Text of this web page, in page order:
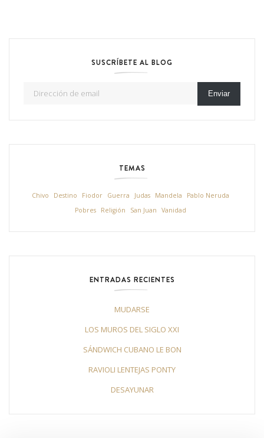
SUSCRÍBETE AL BLOG
Enviar
TEMAS
Chivo Destino Fiodor Guerra Judas Mandela
Pablo Neruda
Pobres
Religión San Juan Vanidad
ENTRADAS RECIENTES
MUDARSE
LOS MUROS DEL SIGLO XXI
SÁNDWICH CUBANO LE BON
RAVIOLI LENTEJAS PONTY
DESAYUNAR